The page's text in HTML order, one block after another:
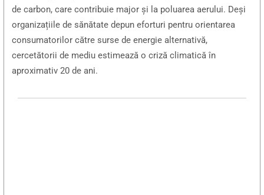
de carbon, care contribuie major și la poluarea aerului. Deși
organizațiile de sănătate depun eforturi pentru orientarea
consumatorilor către surse de energie alternativă,
cercetătorii de mediu estimează o criză climatică în
aproximativ 20 de ani.